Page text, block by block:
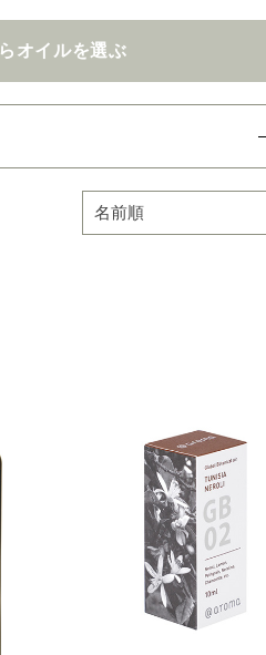
オイルを選ぶ
れていき、項目内での
用オイル
フローラル